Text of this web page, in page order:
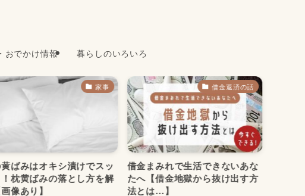
おでかけ情報 暮らしのいろいろ
家事
ばみはオキシ漬けでスッ
枕黄ばみの落とし方を解
像あり】
借金返済の話
借金まみれで生活できないあな
たへ【借金地獄から抜け出す方
法とは…】